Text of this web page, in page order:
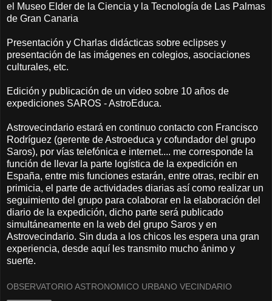
el Museo Elder de la Ciencia y la Tecnología de Las Palmas
de Gran Canaria
Presentación y Charlas didácticas sobre eclipses y
presentación de las imágenes en colegios, asociaciones
culturales, etc.
Edición y publicación de un video sobre 10 años de
expediciones SAROS - AstroEduca.
Astrovecindario estará en continuo contacto con Francisco
Rodríguez (gerente de Astroeduca y cofundador del grupo
Saros), por vías telefónica e internet.... me corresponde la
función de llevar la parte logística de la expedición en
España, entre mis funciones estarán, entre otras, recibir en
primicia, el parte de actividades diarias así como realizar un
seguimiento del grupo para colaborar en la elaboración del
diario de la expedición, dicho parte será publicado
simultáneamente en la web del grupo Saros y en
Astrovecindario. Sin duda a los chicos les espera una gran
experiencia, desde aquí les transmito mucho ánimo y
suerte.
OBSERVATORIO ASTRONOMICO URBANO VECINDARIO